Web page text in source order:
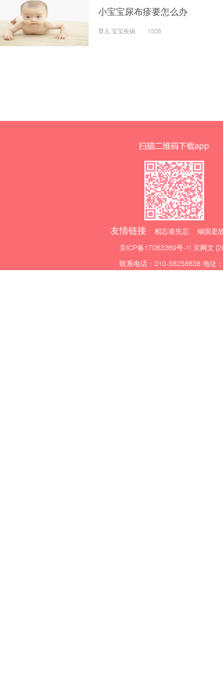
小宝宝尿布疹要怎么办
育儿 宝宝疾病 1506
友情链接 相忘谁先忘 倾国是
京ICP备17063369号-1 | 京网文
联系电话：010-56258638 地址